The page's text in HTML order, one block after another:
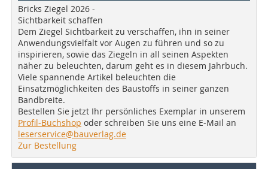
Bricks Ziegel 2026 -
Sichtbarkeit schaffen
Dem Ziegel Sichtbarkeit zu verschaffen, ihn in seiner
Anwendungsvielfalt vor Augen zu führen und so zu
inspirieren, sowie das Ziegeln in all seinen Aspekten
näher zu beleuchten, darum geht es in diesem Jahrbuch.
Viele spannende Artikel beleuchten die
Einsatzmöglichkeiten des Baustoffs in seiner ganzen
Bandbreite.
Bestellen Sie jetzt Ihr persönliches Exemplar in unserem
Profil-Buchshop oder schreiben Sie uns eine E-Mail an
leserservice@bauverlag.de
Zur Bestellung